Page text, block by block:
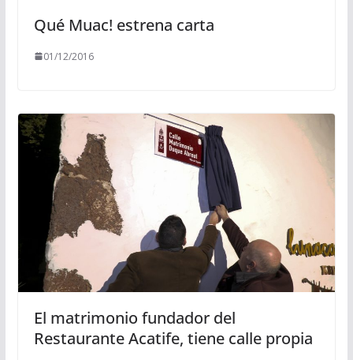
Qué Muac! estrena carta
01/12/2016
El matrimonio fundador del
Restaurante Acatife, tiene calle propia